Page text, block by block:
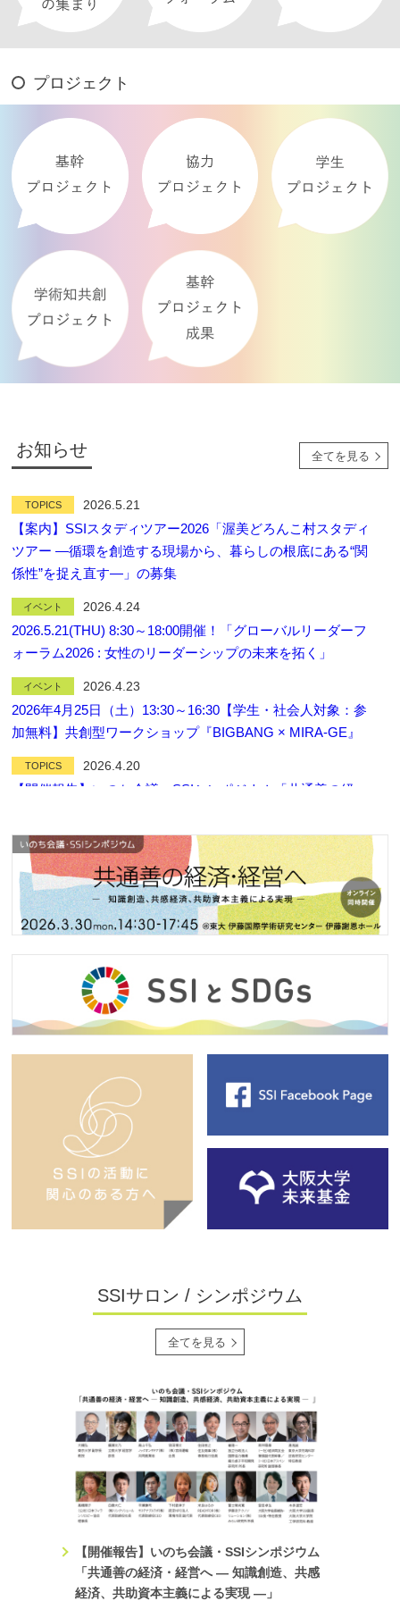
プロジェクト
お知らせ 全てを見る
TOPICS 2026.5.21
【案内】SSIスタディツアー2026「渥美どろんこ村スタディ
ツアー ―循環を創造する現場から、暮らしの根底にある“関
係性”を捉え直す―」の募集
イベント 2026.4.24
2026.5.21(THU) 8:30～18:00開催！「グローバルリーダーフ
ォーラム2026 : 女性のリーダーシップの未来を拓く」
イベント 2026.4.23
2026年4月25日（土）13:30～16:30【学生・社会人対象：参
加無料】共創型ワークショップ『BIGBANG × MIRA-GE』
TOPICS 2026.4.20
【開催報告】いのち会議・SSIシンポジウム「共通善の経
現 ―」
イベント 2026.4.11
4/26(日)中之島開催! 「ゲームで学ぶ社会のしくみ『珠玉のシ
リアスゲームを通して社会を体験する』」
4月22日(水)18:00浜松町SEASAW【SDGsとその先を見据え
た理念経営・共感経済セミナー 第4回】「車座の会」ワーク
ショップ――SDGs/ESG を“現場で使える知恵” に変える「知
の循環」
SSIの2025年の活動を報告したアニュアルレポートができま
した。ぜひご覧ください。
2026.3.01
3月10日(火) 13:00-15:30 関西SDGsプラットフォーム 大学分
科会会合（総会）を開催します！
イベント 2026.3.01
いのちジュニアEXPO2025コンクール（受付期間1/9～2/8）
ンスも！ぜひご応募ください。
2025.3.21
SSIの2024年の活動を報告したアニュアルレポートができま
した。ぜひご覧ください。
2024.4.08
した。ぜひご覧ください。
2024.3.11
SSIサロン / シンポジウム
全てを見る
【開催報告】いのち会議・SSIシンポジウム
「共通善の経済・経営へ ― 知識創造、共感
経済、共助資本主義による実現 ―」